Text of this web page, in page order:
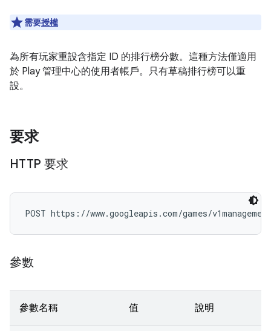
需要授權
為所有玩家重設含指定 ID 的排行榜分數。這種方法僅適用
於 Play 管理中心的使用者帳戶。只有草稿排行榜可以重
設。
要求
HTTP 要求
POST https://www.googleapis.com/games/
參數
參數名稱 值 說明